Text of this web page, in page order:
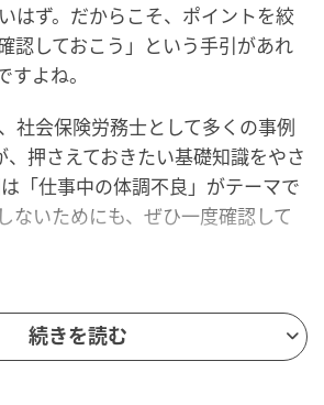
はず。だからこそ、ポイントを絞
認しておこう」という手引があれ
すよね。
社会保険労務士として多くの事例
、押さえておきたい基礎知識をやさ
「仕事中の体調不良」がテーマで
ないためにも、ぜひ一度確認して
続きを読む